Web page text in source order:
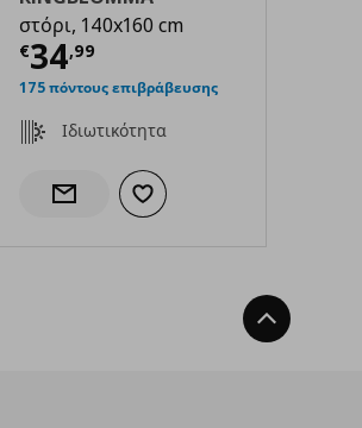
στόρι, 140x160 cm
€34,99
Τρέχουσα τιμή
175 πόντους επιβράβευσης
Ιδιωτικότητα
Ενημέρωση διαθεσιμότητας
Προσθήκη στα αγαπημένα
Back To Top